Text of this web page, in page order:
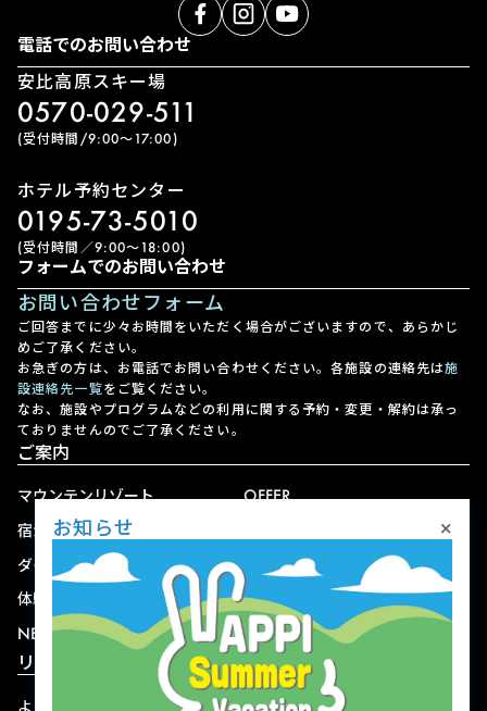
電話でのお問い合わせ
安比高原スキー場
0570-029-511
(受付時間/9:00〜17:00)
ホテル予約センター
0195-73-5010
(受付時間／9:00〜18:00)
フォームでのお問い合わせ
お問い合わせフォーム
ご回答までに少々お時間をいただく場合がございますので、あらかじ
めご了承ください。
お急ぎの方は、お電話でお問い合わせください。各施設の連絡先は施
設連絡先一覧をご覧ください。
なお、施設やプログラムなどの利用に関する予約・変更・解約は承っ
ておりませんのでご了承ください。
ご案内
マウンテンリゾート
宿泊
ダイニング
体験
NEWS
OFFER
ショップ
リゾート情報
よくある質問 関連施設
お知らせ ×